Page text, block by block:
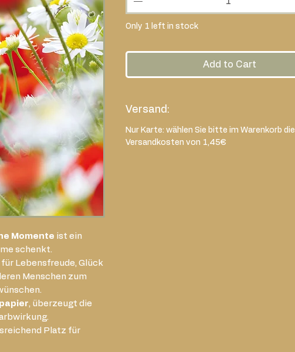
Momente ist ein
schenkt.
Lebensfreude, Glück
Menschen zum
, überzeugt die
Platz für
Only 1 left in stock
Add to Cart
Versand:
Nur Karte: wählen Sie bitte im Warenkorb die
Versandkosten von 1,45€